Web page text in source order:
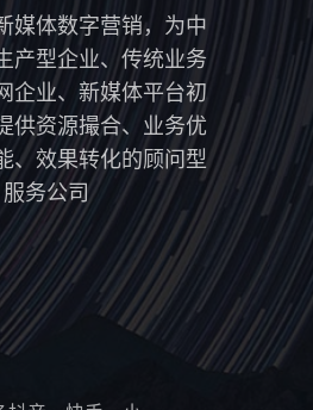
媒体数字营销，为中
产型企业、传统业务
企业、新媒体平台初
供资源撮合、业务优
、效果转化的顾问型
服务公司